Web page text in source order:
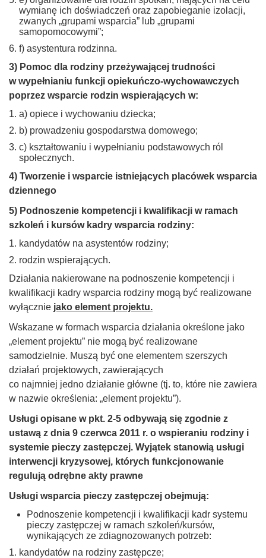
wymianę ich doświadczeń oraz zapobieganie izolacji,
zwanych „grupami wsparcia” lub „grupami
samopomocowymi”;
f) asystentura rodzinna.
3) Pomoc dla rodziny przeżywającej trudności
w wypełnianiu funkcji opiekuńczo-wychowawczych
poprzez wsparcie rodzin wspierających w:
a) opiece i wychowaniu dziecka;
b) prowadzeniu gospodarstwa domowego;
c) kształtowaniu i wypełnianiu podstawowych ról
społecznych.
4) Tworzenie i wsparcie istniejących placówek wsparcia
dziennego
5) Podnoszenie kompetencji i kwalifikacji w ramach
szkoleń i kursów kadry wsparcia rodziny:
kandydatów na asystentów rodziny;
rodzin wspierających.
Działania nakierowane na podnoszenie kompetencji i
kwalifikacji kadry wsparcia rodziny mogą być realizowane
wyłącznie jako element projektu.
Wskazane w formach wsparcia działania określone jako
„element projektu” nie mogą być realizowane
samodzielnie. Muszą być one elementem szerszych
działań projektowych, zawierających
co najmniej jedno działanie główne (tj. to, które nie zawiera
w nazwie określenia: „element projektu”).
Usługi opisane w pkt. 2-5 odbywają się zgodnie z
ustawą z dnia 9 czerwca 2011 r. o wspieraniu rodziny i
systemie pieczy zastępczej. Wyjątek stanowią usługi
interwencji kryzysowej, których funkcjonowanie
regulują odrębne akty prawne
Usługi wsparcia pieczy zastępczej obejmują:
Podnoszenie kompetencji i kwalifikacji kadr systemu
pieczy zastępczej w ramach szkoleń/kursów,
wynikających ze zdiagnozowanych potrzeb:
kandydatów na rodziny zastępcze;